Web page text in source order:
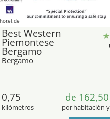
hotel.de
Best Western
Piemontese
Bergamo
Bergamo
0,75
kilómetros
de 162,50
por habitación